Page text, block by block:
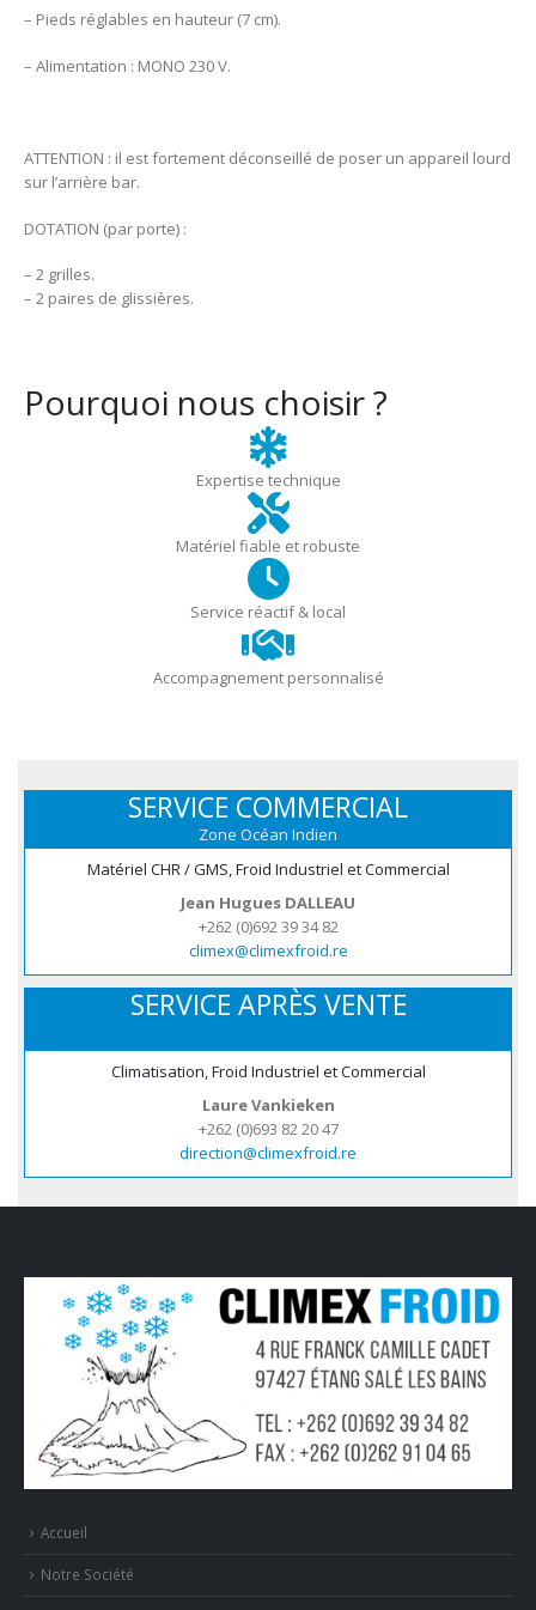
– Pieds réglables en hauteur (7 cm).
– Alimentation : MONO 230 V.
ATTENTION : il est fortement déconseillé de poser un appareil lourd
sur l’arrière bar.
DOTATION (par porte) :
– 2 grilles.
– 2 paires de glissières.
Pourquoi nous choisir ?
Expertise technique
Matériel fiable et robuste
Service réactif & local
Accompagnement personnalisé
SERVICE COMMERCIAL
Zone Océan Indien
Matériel CHR / GMS, Froid Industriel et Commercial
Jean Hugues DALLEAU
+262 (0)692 39 34 82
climex@climexfroid.re
SERVICE APRÈS VENTE
Climatisation, Froid Industriel et Commercial
Laure Vankieken
+262 (0)693 82 20 47
direction@climexfroid.re
Accueil
Notre Société